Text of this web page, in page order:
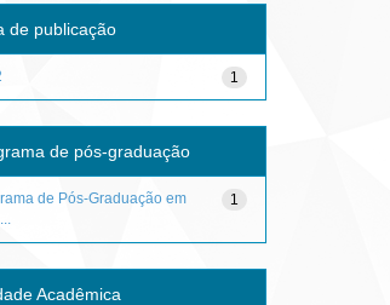
de publicação
1
de pós-graduação
1
de Pós-Graduação em
Acadêmica